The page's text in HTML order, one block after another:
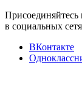
Присоединяйтесь
в социальных
ВКонтакте